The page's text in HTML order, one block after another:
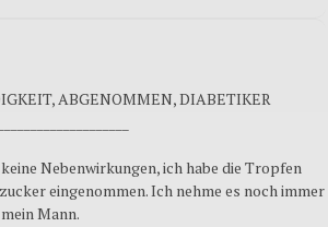
ABGENOMMEN, DIABETIKER
Nebenwirkungen, ich habe die Tropfen
eingenommen. Ich nehme es noch immer
Mann.